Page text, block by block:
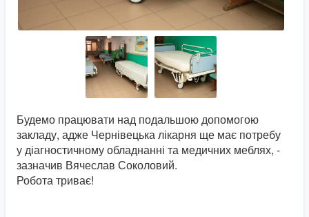
Будемо працювати над подальшою допомогою
закладу, адже Чернівецька лікарня ще має потребу
у діагностичному обладнанні та медичних меблях, -
зазначив Вячеслав Соколовий.
Робота триває!